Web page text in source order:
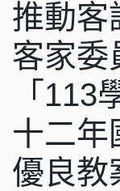
推動客
客家委
「113
十二年
優良教